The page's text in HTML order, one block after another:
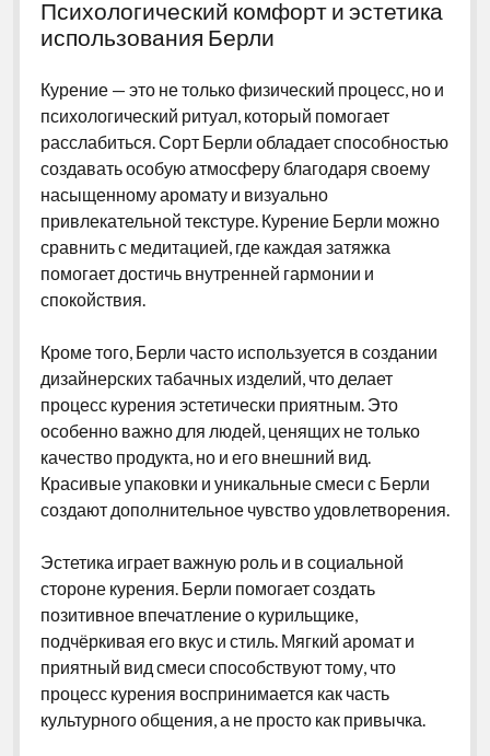
Психологический комфорт и эстетика
использования Берли
Курение — это не только физический процесс, но и
психологический ритуал, который помогает
расслабиться. Сорт Берли обладает способностью
создавать особую атмосферу благодаря своему
насыщенному аромату и визуально
привлекательной текстуре. Курение Берли можно
сравнить с медитацией, где каждая затяжка
помогает достичь внутренней гармонии и
спокойствия.
Кроме того, Берли часто используется в создании
дизайнерских табачных изделий, что делает
процесс курения эстетически приятным. Это
особенно важно для людей, ценящих не только
качество продукта, но и его внешний вид.
Красивые упаковки и уникальные смеси с Берли
создают дополнительное чувство удовлетворения.
Эстетика играет важную роль и в социальной
стороне курения. Берли помогает создать
позитивное впечатление о курильщике,
подчёркивая его вкус и стиль. Мягкий аромат и
приятный вид смеси способствуют тому, что
процесс курения воспринимается как часть
культурного общения, а не просто как привычка.